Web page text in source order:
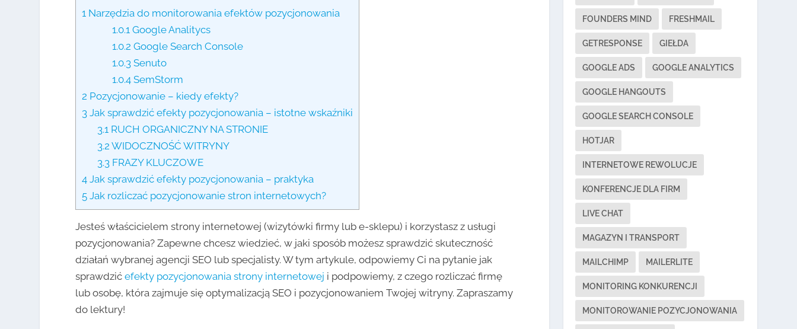
1 Narzędzia do monitorowania efektów pozycjonowania
1.0.1 Google Analitycs
1.0.2 Google Search Console
1.0.3 Senuto
1.0.4 SemStorm
2 Pozycjonowanie – kiedy efekty?
3 Jak sprawdzić efekty pozycjonowania – istotne wskaźniki
3.1 RUCH ORGANICZNY NA STRONIE
3.2 WIDOCZNOŚĆ WITRYNY
3.3FRAZY KLUCZOWE
4 Jak sprawdzić efekty pozycjonowania – praktyka
5 Jak rozliczać pozycjonowanie stron internetowych?
Jesteś właścicielem strony internetowej (wizytówki firmy lub e-sklepu) i korzystasz z usługi
pozycjonowania? Zapewne chcesz wiedzieć, w jaki sposób możesz sprawdzić skuteczność
działań wybranej agencji SEO lub specjalisty. W tym artykule, odpowiemy Ci na pytanie jak
sprawdzićefekty pozycjonowania strony internetowej i podpowiemy, z czego rozliczać firmę
lub osobę, która zajmuje się optymalizacją SEO i pozycjonowaniem Twojej witryny. Zapraszamy
do lektury!
FOUNDERS MIND FRESHMAIL
GETRESPONSE GIEŁDA
GOOGLE ADS GOOGLE ANALYTICS
GOOGLE HANGOUTS
GOOGLE SEARCH CONSOLE
HOTJAR
INTERNETOWE REWOLUCJE
KONFERENCJE DLA FIRM
LIVE CHAT
MAGAZYN I TRANSPORT
MAILCHIMP MAILERLITE
MONITORING KONKURENCJI
MONITOROWANIE POZYCJONOWANIA